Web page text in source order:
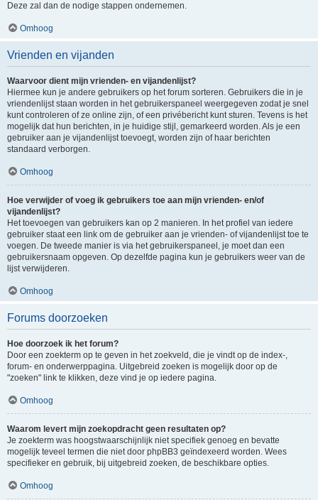
Deze zal dan de nodige stappen ondernemen.
Omhoog
Vrienden en vijanden
Waarvoor dient mijn vrienden- en vijandenlijst?
Hiermee kun je andere gebruikers op het forum sorteren. Gebruikers die in je
vriendenlijst staan worden in het gebruikerspaneel weergegeven zodat je snel
kunt controleren of ze online zijn, of een privébericht kunt sturen. Tevens is het
mogelijk dat hun berichten, in je huidige stijl, gemarkeerd worden. Als je een
gebruiker aan je vijandenlijst toevoegt, worden zijn of haar berichten
standaard verborgen.
Omhoog
Hoe verwijder of voeg ik gebruikers toe aan mijn vrienden- en/of
vijandenlijst?
Het toevoegen van gebruikers kan op 2 manieren. In het profiel van iedere
gebruiker staat een link om de gebruiker aan je vrienden- of vijandenlijst toe te
voegen. De tweede manier is via het gebruikerspaneel, je moet dan een
gebruikersnaam opgeven. Op dezelfde pagina kun je gebruikers weer van de
lijst verwijderen.
Omhoog
Forums doorzoeken
Hoe doorzoek ik het forum?
Door een zoekterm op te geven in het zoekveld, die je vindt op de index-,
forum- en onderwerppagina. Uitgebreid zoeken is mogelijk door op de
"zoeken" link te klikken, deze vind je op iedere pagina.
Omhoog
Waarom levert mijn zoekopdracht geen resultaten op?
Je zoekterm was hoogstwaarschijnlijk niet specifiek genoeg en bevatte
mogelijk teveel termen die niet door phpBB3 geïndexeerd worden. Wees
specifieker en gebruik, bij uitgebreid zoeken, de beschikbare opties.
Omhoog